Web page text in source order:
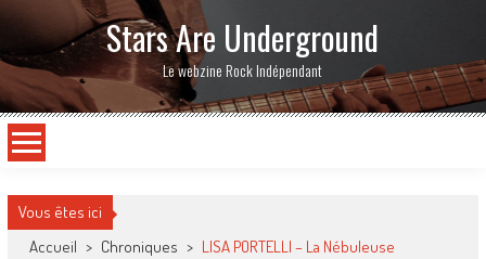
Stars Are Underground
Le webzine Rock Indépendant
Vous êtes ici
Accueil > Chroniques > LISA PORTELLI – La Nébuleuse